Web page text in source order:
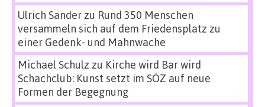
Ulrich Sanderzu Rund 350 Menschen
versammeln sich auf dem Friedensplatz zu
einer Gedenk- und Mahnwache
Michael Schulz zu Kirche wird Bar wird
Schachclub: Kunst setzt im SÖZ auf neue
Formen der Begegnung